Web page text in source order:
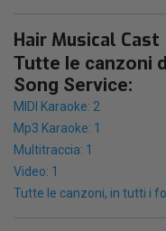
Hair Musical Cast
Tutte le canzoni
Song Service:
MIDI Karaoke: 2
Mp3 Karaoke: 1
Multitraccia: 1
Video: 1
Tutte le canzoni, in tutti i